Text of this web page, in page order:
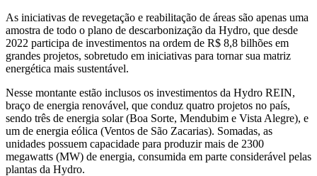
As iniciativas de revegetação e reabilitação de áreas são apenas uma
amostra de todo o plano de descarbonização da Hydro, que desde
2022 participa de investimentos na ordem de R$ 8,8 bilhões em
grandes projetos, sobretudo em iniciativas para tornar sua matriz
energética mais sustentável.
Nesse montante estão inclusos os investimentos da Hydro REIN,
braço de energia renovável, que conduz quatro projetos no país,
sendo três de energia solar (Boa Sorte, Mendubim e Vista Alegre), e
um de energia eólica (Ventos de São Zacarias). Somadas, as
unidades possuem capacidade para produzir mais de 2300
megawatts (MW) de energia, consumida em parte considerável pelas
plantas da Hydro.